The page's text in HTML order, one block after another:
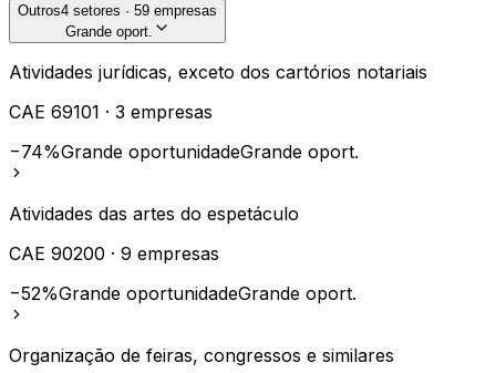
Outros4 setores · 59 empresas
Grande oport.
Atividades jurídicas, exceto dos cartórios notariais
CAE 69101 · 3 empresas
−74%Grande oportunidadeGrande oport.
Atividades das artes do espetáculo
CAE 90200 · 9 empresas
−52%Grande oportunidadeGrande oport.
Organização de feiras, congressos e similares